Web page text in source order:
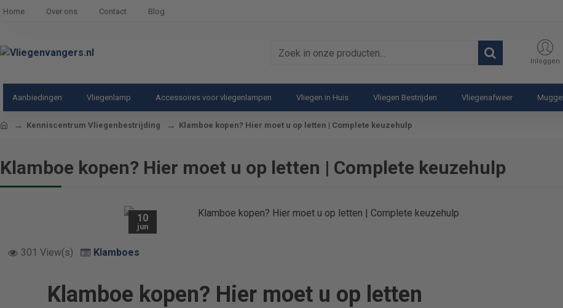
Home Over ons Contact Blog
Zoek
producten...
Inloggen
Aanbiedingen Vliegenlamp Accessoires voor vliegenlampen Vliegen in Huis Vliegen Bestrijden Vliegenafweer
homeKenniscentrum Vliegenbestrijding Klamboe kopen? Hier moet u op letten | Complete keuzehulp
Klamboe kopen? Hier moet u op letten | Complete keuzehulp
10
jun
301 View(s) Klamboes
Klamboe kopen? Hier moet u op letten